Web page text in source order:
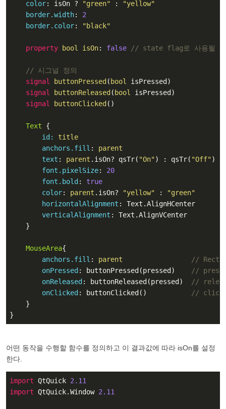
color: isOn ? "green" :
"yellow"
border.width: 2
border.color: "black"
property bool isOn: false // state flag로 사용될 사
// 시그널 정의
signal
buttonPressed ( bool
isPressed)
signal
buttonReleased ( bool
isPressed)
signal
buttonClicked ()
Text {
id:
title
anchors.fill : parent
text : parent .isOn? qsTr( "On") : qsTr( "Off")
font.pixelSize: 20
font.bold : true
color: parent .isOn? "yellow" :
"green"
horizontalAlignment : Text.AlignHCenter
verticalAlignment : Text.AlignVCenter
    }
MouseArea{
anchors.fill : parent
//
onPressed : buttonPressed(pressed)
//
onReleased : buttonReleased(pressed)
//
onClicked : buttonClicked()
//
    }
}
어떤 동작을 수행할 함수를 정의하고 이 결과값에 따라 isOn를 설정
한다.
import QtQuick 2.11
import QtQuick.Window 2.11